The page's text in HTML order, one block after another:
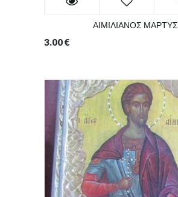
ΑΙΜΙΛΙΑΝΟΣ ΜΑΡΤΥΣ
3.00€